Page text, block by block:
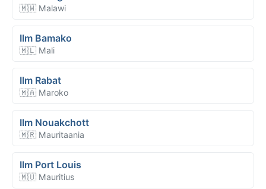
🇲🇼 Malawi
Ilm Bamako
🇲🇱 Mali
Ilm Rabat
🇲🇦 Maroko
Ilm Nouakchott
🇲🇷 Mauritaania
Ilm Port Louis
🇲🇺 Mauritius